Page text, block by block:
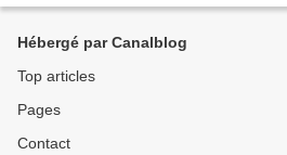
Hébergé par Canalblog
Top articles
Pages
Contact